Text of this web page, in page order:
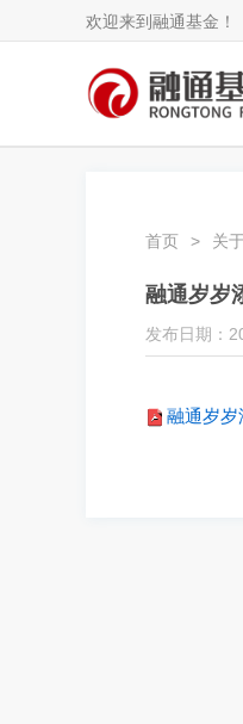
欢迎来到融通基金！
首页 > 关
融通岁岁
发布日期：
融通岁岁